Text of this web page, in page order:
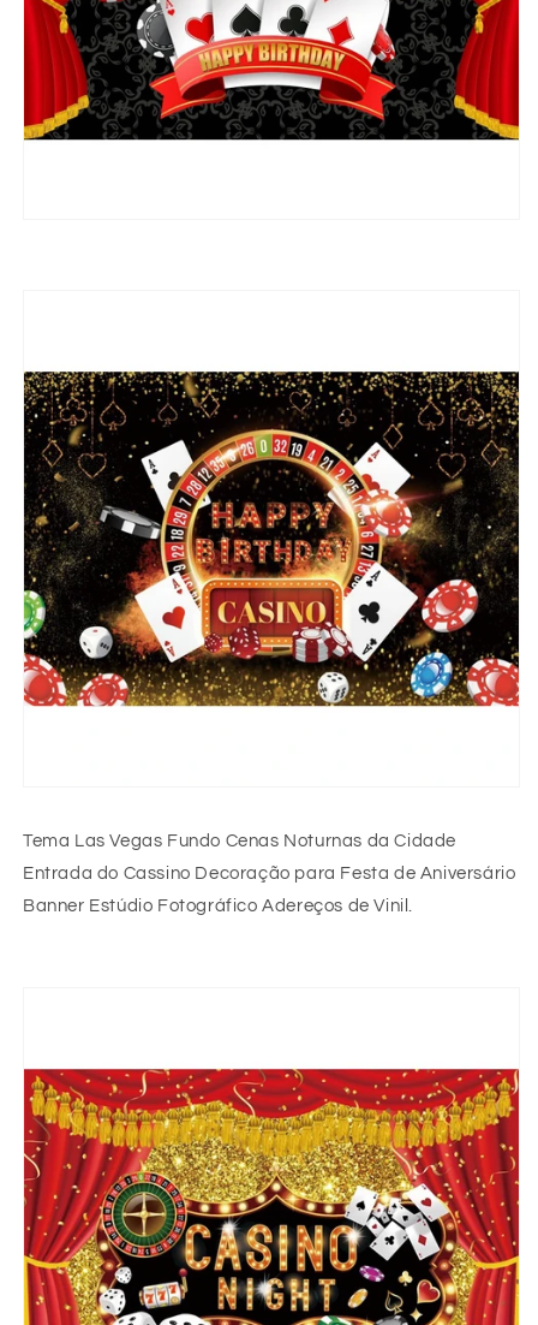
Tema Las Vegas Fundo Cenas Noturnas da Cidade
Entrada do Cassino Decoração para Festa de Aniversário
Banner Estúdio Fotográfico Adereços de Vinil.